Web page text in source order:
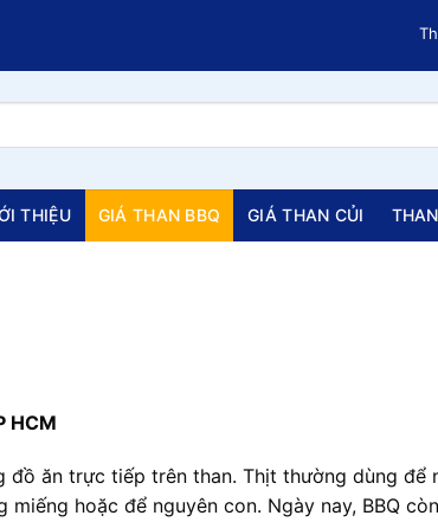
Than
THIỆU GIÁ THAN BBQ GIÁ THAN CỦI
HCM
ăn trực tiếp trên than. Thịt thường dùng để
hoặc để nguyên con. Ngày nay, BBQ